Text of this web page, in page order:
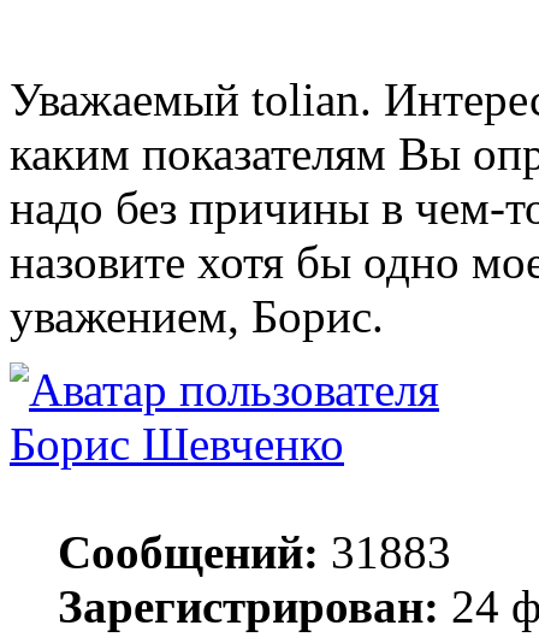
Уважаемый tolian.
каким показателям Вы
надо без причины в чем-
назовите хотя бы одно
уважением, Борис.
Борис Шевченко
Сообщений: 31883
Зарегистрирован: 24